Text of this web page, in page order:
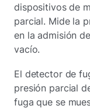
dispositivos de
parcial. Mide la
en la admisión
vacío.
El detector de
presión parcial
fuga que se